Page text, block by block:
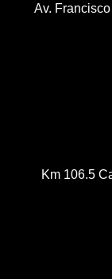
Av.
Km 106.5